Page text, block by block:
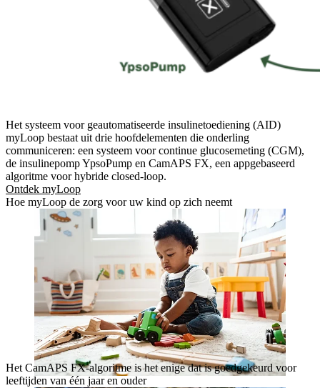
Het systeem voor geautomatiseerde insulinetoediening (AID)
myLoop bestaat uit drie hoofdelementen die onderling
communiceren: een systeem voor continue glucosemeting (CGM),
de insulinepomp YpsoPump en CamAPS FX, een appgebaseerd
algoritme voor hybride closed-loop.
Ontdek myLoop
Hoe myLoop de zorg voor uw kind op zich neemt
Het CamAPS FX-algoritme is het enige dat is goedgekeurd voor
leeftijden van één jaar en ouder